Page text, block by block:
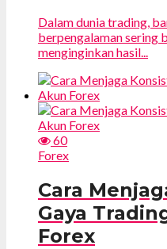
Dalam dunia trading,
berpengalaman sering
menginginkan hasil...
60
Forex
Cara
Gaya
Forex